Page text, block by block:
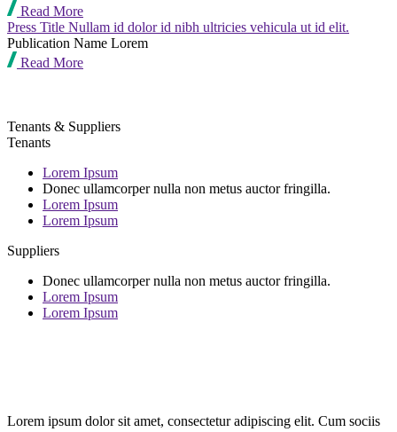
Read More
Press Title Nullam id dolor id nibh ultricies vehicula ut id elit.
Publication Name Lorem
Read More
Tenants & Suppliers
Tenants
Lorem Ipsum
Donec ullamcorper nulla non metus auctor fringilla.
Lorem Ipsum
Lorem Ipsum
Suppliers
Donec ullamcorper nulla non metus auctor fringilla.
Lorem Ipsum
Lorem Ipsum
Lorem ipsum dolor sit amet, consectetur adipiscing elit. Cum sociis